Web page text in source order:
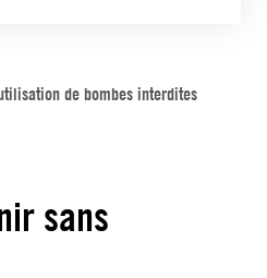
de bombes interdites
sans